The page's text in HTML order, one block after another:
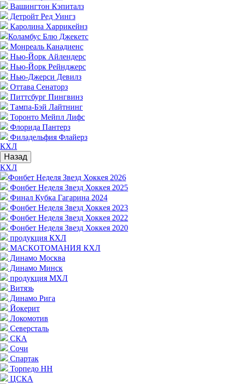
Вашингтон Кэпиталз
Детройт Ред Уингз
Каролина Харрикейнз
Коламбус Блю Джекетс
Монреаль Канадиенс
Нью-Йорк Айлендерс
Нью-Йорк Рейнджерс
Нью-Джерси Девилз
Оттава Сенаторз
Питтсбург Пингвинз
Тампа-Бэй Лайтнинг
Торонто Мейпл Лифс
Флорида Пантерз
Филадельфия Флайерз
КХЛ
Назад
КХЛ
Фонбет Неделя Звезд Хоккея 2026
Фонбет Неделя Звезд Хоккея 2025
Финал Кубка Гагарина 2024
Фонбет Неделя Звезд Хоккея 2023
Фонбет Неделя Звезд Хоккея 2022
Фонбет Неделя Звезд Хоккея 2020
продукция КХЛ
МАСКОТОМАНИЯ КХЛ
Динамо Москва
Динамо Минск
продукция МХЛ
Витязь
Динамо Рига
Йокерит
Локомотив
Северсталь
СКА
Сочи
Спартак
Торпедо НН
ЦСКА